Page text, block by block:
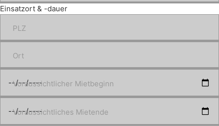
Einsatzort & -dauer
PLZ
Ort
Voraussichtlicher Mietbeginn
Voraussichtliches Mietende